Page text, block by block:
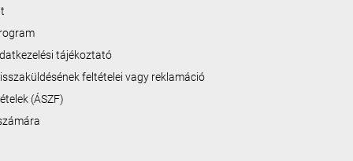
tájékoztató
feltételei vagy reklamáció
(ÁSZF)